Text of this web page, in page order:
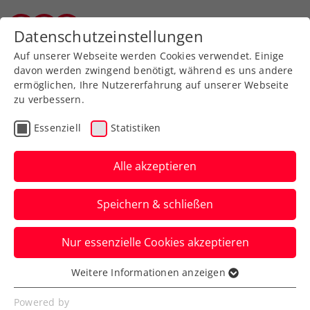
Zurück zur Newsübersicht
Turniere
Generali Open Kitzbühel:
Spielerfeld steht fest
Zu Stars wie Casper Ruud und Matteo
Berrettini kommen Sebastian Ofner,
Dominic Thiem und Joel Schwärzler.
Verfasst von: Presseaussendung / Redaktion, 25.06.2024
Datenschutzeinstellungen
Auf unserer Webseite werden Cookies verwendet. Einige
davon werden zwingend benötigt, während es uns andere
ermöglichen, Ihre Nutzererfahrung auf unserer Webseite
zu verbessern.
Essenziell Statistiken
Alle akzeptieren
Speichern & schließen
Nur essenzielle Cookies akzeptieren
Essenziell
Essenzielle Cookies werden für grundlegende
Weitere Informationen anzeigen
Powered by